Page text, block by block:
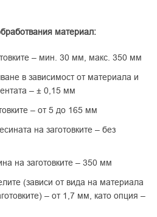
материал:
– мин. 30 мм, макс. 350 мм
в зависимост от материала и
– ± 0,15 мм
– от 5 до 165 мм
на заготовките – без
на заготовките – 350 мм
(зависи от вида на материала
– от 1,7 мм, като опция –